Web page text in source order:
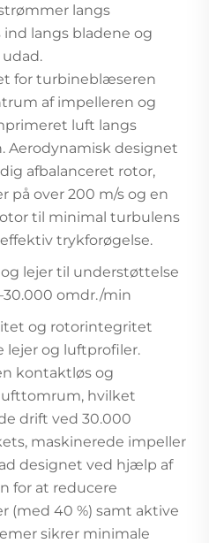
langs
langs bladene og
for turbineblæseren
af impelleren og
luft langs
Aerodynamisk designet
afbalanceret rotor,
på over 200 m/s og en
til minimal turbulens
trykforøgelse.
lejer til understøttelse
omdr./min
og rotorintegritet
lejer og luftprofiler.
kontaktløs og
hvilket
drift ved 30.000
maskinerede impeller
designet ved hjælp af
for at reducere
(med 40 %) samt aktive
sikrer minimale